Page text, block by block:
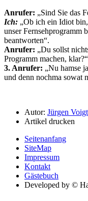
Anrufer:
Sind Sie das
Ich:
Ob ich ein Idiot
unser Fernsehprogramm
beantworten .
Anrufer:
Du sollst
Programm machen, klar?
3. Anrufer:
Nu hamse
und denn nochma sowat
Autor: Jürgen Voigt
Artikel drucken
Seitenanfang
SiteMap
Impressum
Kontakt
Gästebuch
Developed by ©